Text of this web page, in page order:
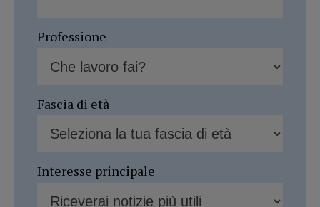
Professione
Fascia di età
Interesse principale